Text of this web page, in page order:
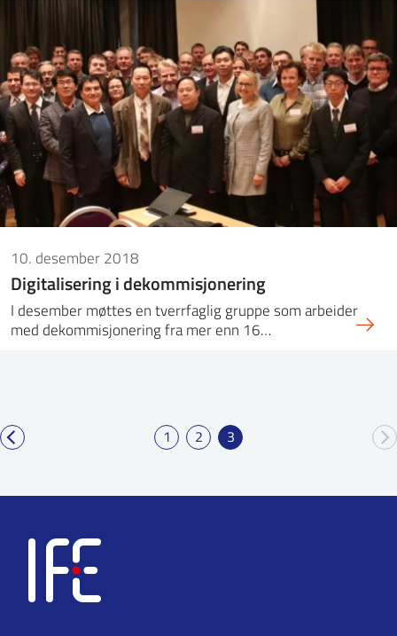
10. desember 2018
Digitalisering i dekommisjonering
I desember møttes en tverrfaglig gruppe som arbeider
med dekommisjonering fra mer enn 16…
1 2 3